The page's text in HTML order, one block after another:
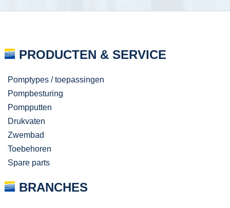
PRODUCTEN & SERVICE
Pomptypes / toepassingen
Pompbesturing
Pompputten
Drukvaten
Zwembad
Toebehoren
Spare parts
BRANCHES